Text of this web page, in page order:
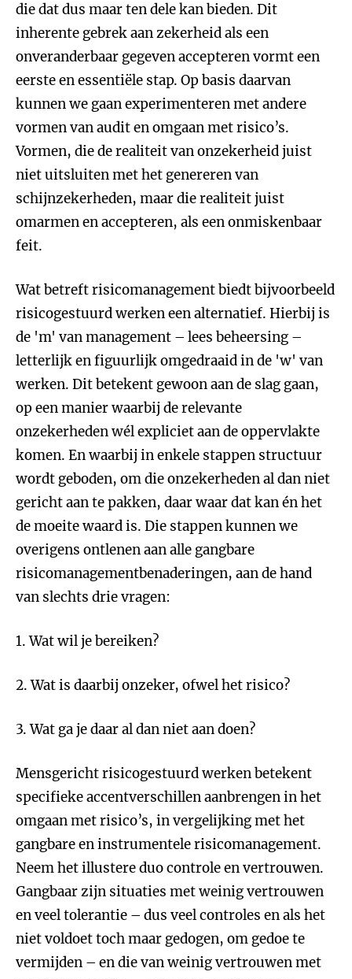
die dat dus maar ten dele kan bieden. Dit
inherente gebrek aan zekerheid als een
onveranderbaar gegeven accepteren vormt een
eerste en essentiële stap. Op basis daarvan
kunnen we gaan experimenteren met andere
vormen van audit en omgaan met risico’s.
Vormen, die de realiteit van onzekerheid juist
niet uitsluiten met het genereren van
schijnzekerheden, maar die realiteit juist
omarmen en accepteren, als een onmiskenbaar
feit.
Wat betreft risicomanagement biedt bijvoorbeeld
risicogestuurd werken een alternatief. Hierbij is
de 'm' van management – lees beheersing –
letterlijk en figuurlijk omgedraaid in de 'w' van
werken. Dit betekent gewoon aan de slag gaan,
op een manier waarbij de relevante
onzekerheden wél expliciet aan de oppervlakte
komen. En waarbij in enkele stappen structuur
wordt geboden, om die onzekerheden al dan niet
gericht aan te pakken, daar waar dat kan én het
de moeite waard is. Die stappen kunnen we
overigens ontlenen aan alle gangbare
risicomanagementbenaderingen, aan de hand
van slechts drie vragen:
1. Wat wil je bereiken?
2. Wat is daarbij onzeker, ofwel het risico?
3. Wat ga je daar al dan niet aan doen?
Mensgericht risicogestuurd werken betekent
specifieke accentverschillen aanbrengen in het
omgaan met risico’s, in vergelijking met het
gangbare en instrumentele risicomanagement.
Neem het illustere duo controle en vertrouwen.
Gangbaar zijn situaties met weinig vertrouwen
en veel tolerantie – dus veel controles en als het
niet voldoet toch maar gedogen, om gedoe te
vermijden – en die van weinig vertrouwen met